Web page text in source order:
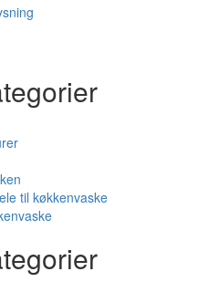
til køkkenvaske